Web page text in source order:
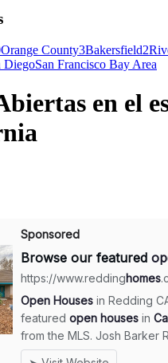
Orange County3Bakersfield2
DiegoSan Francisco Bay Area
en el